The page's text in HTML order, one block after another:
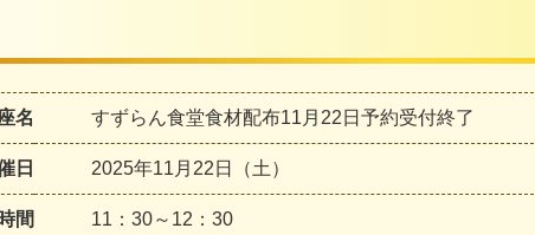
名 すずらん食堂食材配布11月22日予約受付終了
日 2025年11月22日（土）
間 11：30～12：30